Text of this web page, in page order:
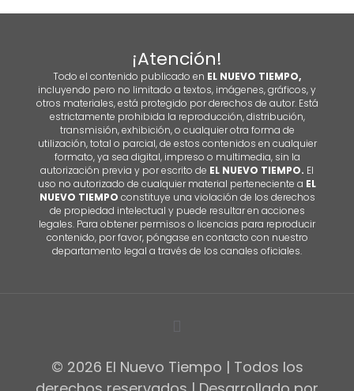
¡Atención!
Todo el contenido publicado en EL NUEVO TIEMPO,
incluyendo pero no limitado a textos, imágenes, gráficos, y
otros materiales, está protegido por derechos de autor. Está
estrictamente prohibida la reproducción, distribución,
transmisión, exhibición, o cualquier otra forma de
utilización, total o parcial, de estos contenidos en cualquier
formato, ya sea digital, impreso o multimedia, sin la
autorización previa y por escrito de EL NUEVO TIEMPO. El
uso no autorizado de cualquier material perteneciente a EL
NUEVO TIEMPO constituye una violación de los derechos
de propiedad intelectual y puede resultar en acciones
legales. Para obtener permisos o licencias para reproducir
contenido, por favor, póngase en contacto con nuestro
departamento legal a través de los canales oficiales.
© 2026 El Nuevo Tiempo | Todos los